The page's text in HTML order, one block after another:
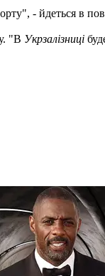
- йдеться в
"В Укрзалізниці